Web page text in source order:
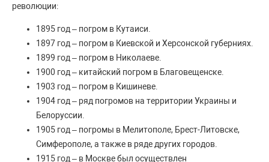
революции:
1895 год – погром в Кутаиси.
1897 год – погром в Киевской и Херсонской губерниях.
1899 год – погром в Николаеве.
1900 год – китайский погром в Благовещенске.
1903 год – погром в Кишиневе.
1904 год – ряд погромов на территории Украины и
Белоруссии.
1905 год – погромы в Мелитополе, Брест-Литовске,
Симферополе, а также в ряде других городов.
1915 год – в Москве был осуществлен